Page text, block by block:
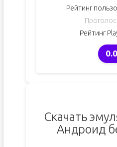
Рейтинг
Рейтинг
0.0
Скачать
Андроид